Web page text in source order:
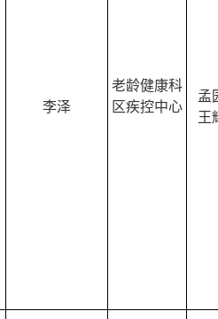
李泽
老龄健康科
区疾控中心
孟
王